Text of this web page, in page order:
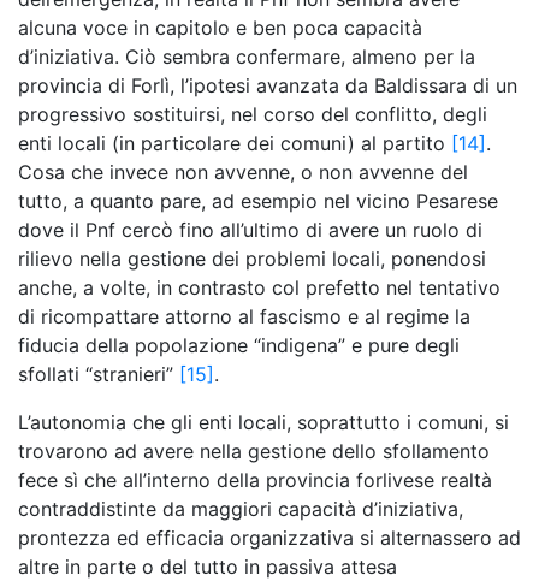
alcuna voce in capitolo e ben poca capacità
d’iniziativa. Ciò sembra confermare, almeno per la
provincia di Forlì, l’ipotesi avanzata da Baldissara di un
progressivo sostituirsi, nel corso del conflitto, degli
enti locali (in particolare dei comuni) al partito [14].
Cosa che invece non avvenne, o non avvenne del
tutto, a quanto pare, ad esempio nel vicino Pesarese
dove il Pnf cercò fino all’ultimo di avere un ruolo di
rilievo nella gestione dei problemi locali, ponendosi
anche, a volte, in contrasto col prefetto nel tentativo
di ricompattare attorno al fascismo e al regime la
fiducia della popolazione “indigena” e pure degli
sfollati “stranieri” [15].
L’autonomia che gli enti locali, soprattutto i comuni, si
trovarono ad avere nella gestione dello sfollamento
fece sì che all’interno della provincia forlivese realtà
contraddistinte da maggiori capacità d’iniziativa,
prontezza ed efficacia organizzativa si alternassero ad
altre in parte o del tutto in passiva attesa